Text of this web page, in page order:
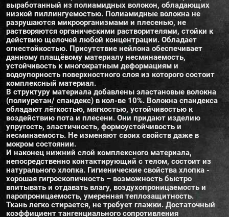
выработанный из полиамидных волокон, обладающих
низкой пиллингуемостью. Полиамидные волокна не
разрушаются микроорганизмами и плесенью, не
растворяются органическими растворителями, стойки к
действию щелочей любой концентрации. Обладает
огнестойкостью. Присутствие нейлона обеспечивает
данному плащёвому материалу несминаемость,
устойчивость к многократным деформациям и
водоупорность поверхностного слоя из которого состоит
комплексный материал.
В структуру материала добавлены эластановые волокна
(полиуретан/ спандекс) в кол-ве 10%. Волокна спандекса
обладают лёгкостью, мягкостью, устойчивостью к
воздействию пота и плесени. Они придают изделию
упругость, эластичность, формоустойчивость и
несминаемость. Не изменяют своих свойств даже в
мокром состоянии.
И наконец нижний слой комплексного материала,
непосредственно контактирующий с телом, состоит из
натурального хлопка. Гигиенические свойства хлопка -
хорошая гигроскопичность – возможность быстро
впитывать и отдавать влагу, воздухопроницаемость и
паропроницаемость, умеренная теплозащитность.
Ткань легко стирается, не требует глажки. Достаточный
коэффициент тангенциального сопротивления